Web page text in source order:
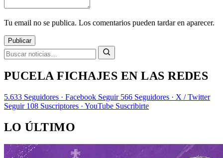
Tu email no se publica. Los comentarios pueden tardar en aparecer.
Publicar
PUCELA FICHAJES EN LAS REDES
5.633 Seguidores · Facebook Seguir 566 Seguidores · X / Twitter
Seguir 108 Suscriptores · YouTube Suscribirte
LO ÚLTIMO